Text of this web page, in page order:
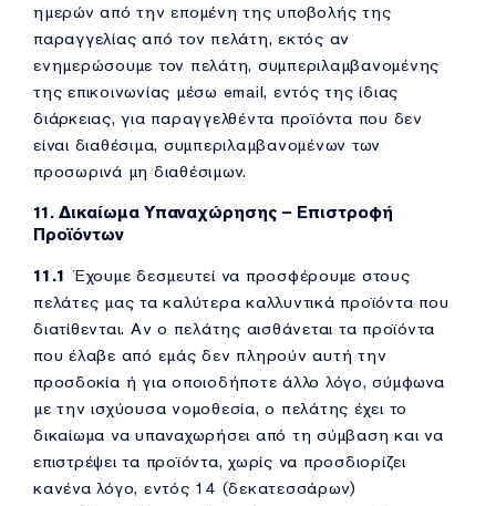
ημερών από την επομένη της υποβολής της
παραγγελίας από τον πελάτη, εκτός αν
ενημερώσουμε τον πελάτη, συμπεριλαμβανομένης
της επικοινωνίας μέσω email, εντός της ίδιας
διάρκειας, για παραγγελθέντα προϊόντα που δεν
είναι διαθέσιμα, συμπεριλαμβανομένων των
προσωρινά μη διαθέσιμων.
11. Δικαίωμα Υπαναχώρησης – Επιστροφή
Προϊόντων
11.1 Έχουμε δεσμευτεί να προσφέρουμε στους
πελάτες μας τα καλύτερα καλλυντικά προϊόντα που
διατίθενται. Αν ο πελάτης αισθάνεται τα προϊόντα
που έλαβε από εμάς δεν πληρούν αυτή την
προσδοκία ή για οποιοδήποτε άλλο λόγο, σύμφωνα
με την ισχύουσα νομοθεσία, ο πελάτης έχει το
δικαίωμα να υπαναχωρήσει από τη σύμβαση και να
επιστρέψει τα προϊόντα, χωρίς να προσδιορίζει
κανένα λόγο, εντός 14 (δεκατεσσάρων)